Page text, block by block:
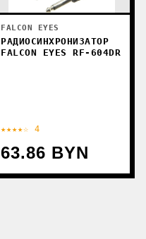
FALCON EYES
РАДИОСИНХРОНИЗАТОР
FALCON EYES RF-604DR
★★★★☆ 4
63.86 BYN